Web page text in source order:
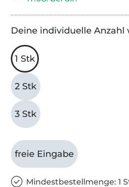
Deine individuelle Anzahl
1 Stk
2 Stk
3 Stk
freie Eingabe
Mindestbestellmenge: 1